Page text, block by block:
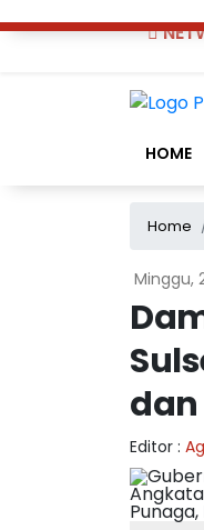
HOME
Home
Minggu,
dan
Editor :